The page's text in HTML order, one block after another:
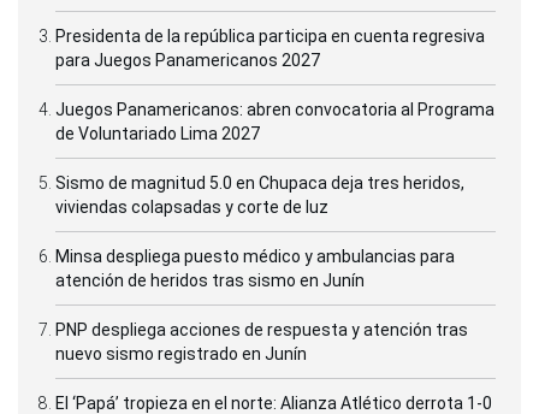
Presidenta de la república participa en cuenta regresiva
para Juegos Panamericanos 2027
Juegos Panamericanos: abren convocatoria al Programa
de Voluntariado Lima 2027
Sismo de magnitud 5.0 en Chupaca deja tres heridos,
viviendas colapsadas y corte de luz
Minsa despliega puesto médico y ambulancias para
atención de heridos tras sismo en Junín
PNP despliega acciones de respuesta y atención tras
nuevo sismo registrado en Junín
El ‘Papá’ tropieza en el norte: Alianza Atlético derrota 1-0